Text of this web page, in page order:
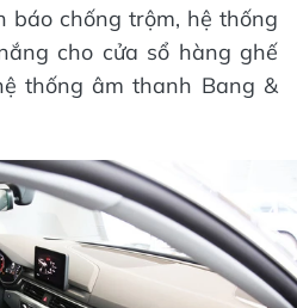
báo chống trộm, hệ thống
cho cửa sổ hàng ghế
thống âm thanh Bang &